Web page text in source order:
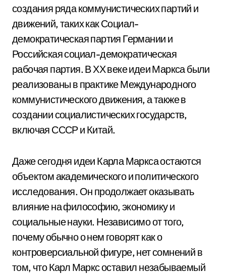
создания ряда коммунистических партий и
движений, таких как Социал-
демократическая партия Германии и
Российская социал-демократическая
рабочая партия. В ХХ веке идеи Маркса были
реализованы в практике Международного
коммунистического движения, а также в
создании социалистических государств,
включая СССР и Китай.
Даже сегодня идеи Карла Маркса остаются
объектом академического и политического
исследования. Он продолжает оказывать
влияние на философию, экономику и
социальные науки. Независимо от того,
почему обычно о нем говорят как о
контроверсиальной фигуре, нет сомнений в
том, что Карл Маркс оставил незабываемый